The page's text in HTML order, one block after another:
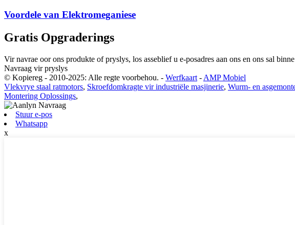
Voordele van Elektromeganiese
Gratis Opgraderings
Vir navrae oor ons produkte of pryslys, los asseblief u e-posadres aan ons en ons sal
Navraag vir pryslys
© Kopiereg - 2010-2025: Alle regte voorbehou. - Werfkaart - AMP Mobiel
Vlekvrye staal ratmotors, Skroefdomkragte vir industriële masjinerie, Wurm- en
Montering Oplossings,
Stuur e-pos
Whatsapp
x